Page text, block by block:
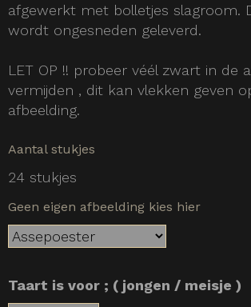
afgewerkt met bolletjes slagroom.
wordt ongesneden geleverd.
LET OP !! probeer véél zwart in de
vermijden , dit kan vlekken geven
afbeelding.
Aantal stukjes
24 stukjes
Geen eigen afbeelding kies hier
Taart is voor ; ( jongen / meisje )